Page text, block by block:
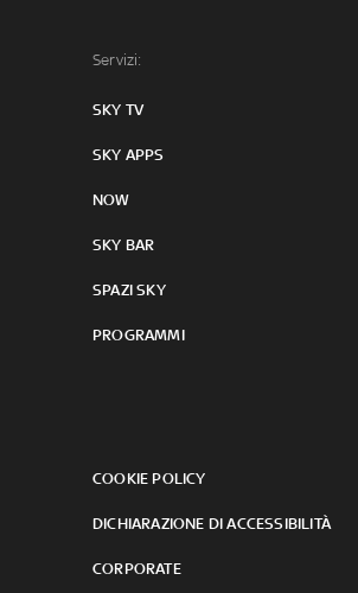
Servizi:
SKY TV
SKY APPS
NOW
SKY BAR
SPAZI SKY
PROGRAMMI
COOKIE POLICY
DICHIARAZIONE DI ACCESSIBILITÀ
CORPORATE